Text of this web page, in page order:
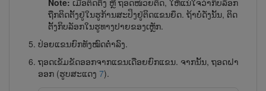
Note: ເມື່ອຕິດຕັ້ງ ຫຼື ຖອດໜ່ວຍຕັດ, ໃຫ້ແນ່ໃຈວ່າກິບລັອກ
ຖືກຕິດຕັ້ງຢູ່ໃນຮູກ້ານສະປິງຢູ່ຕິດແຂນຍຶດ. ຖ້າບໍ່​ດັ່ງ​ນັ້ນ, ຕິດ​
ຕັ້ງກິບລັອກໃນ​ຮູ​ທາງ​ປາຍ​ຂອງ​ເຫຼັກ.
ປ່ອຍແຂນຍົກທັງໝົດຕ່ຳລົງ.
ຖອດເຂັມຂັດ​ອອກ​ຈາກ​ແຂນເດືອຍ​ຍົກ​ແຂນ. ຈາກນັ້ນ, ຖອດຝາ
ອອກ (ຮູບສະແດງ 7).